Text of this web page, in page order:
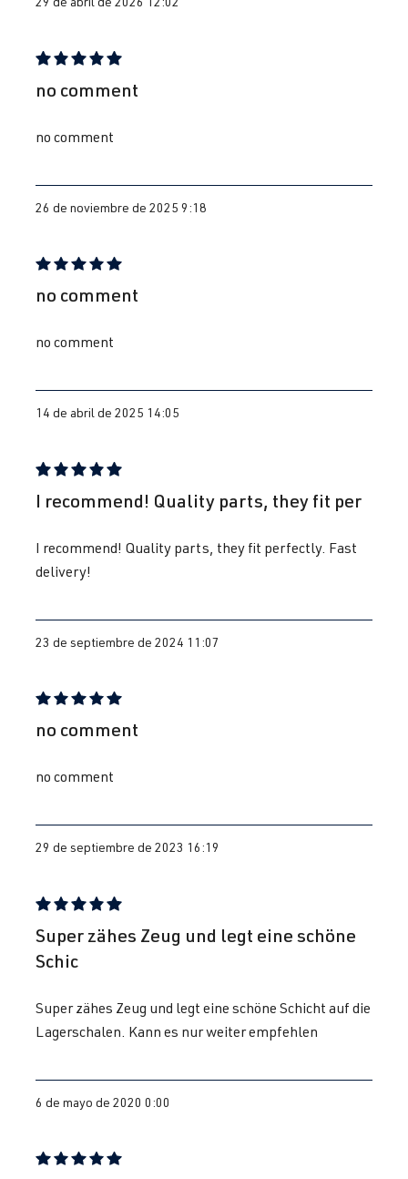
Reseña con calificación de 5 de 5 estrellas
no comment
no comment
26 de noviembre de 2025 9:18
Reseña con calificación de 5 de 5 estrellas
no comment
no comment
14 de abril de 2025 14:05
Reseña con calificación de 5 de 5 estrellas
I recommend! Quality parts, they fit per
I recommend! Quality parts, they fit perfectly. Fast
delivery!
23 de septiembre de 2024 11:07
Reseña con calificación de 5 de 5 estrellas
no comment
no comment
29 de septiembre de 2023 16:19
Reseña con calificación de 5 de 5 estrellas
Super zähes Zeug und legt eine schöne
Schic
Super zähes Zeug und legt eine schöne Schicht auf die
Lagerschalen. Kann es nur weiter empfehlen
6 de mayo de 2020 0:00